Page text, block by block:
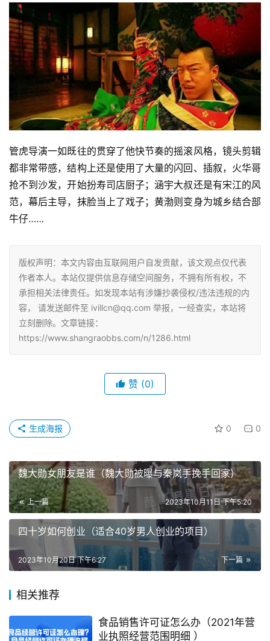
管虎导演一如既往的贯穿了他快节奏的摇滚风格，镜头剪辑
都非常带感，结构上还是使用了大量的闪回、插叙，火华哥
抢不到沙发，开始扮寿司店厨子；涵宇大叔还是有宋江的风
范，幕后主导，抹脸当上了戏子；黄渤则变身为城乡结合部
牛仔……
版权声明：本文内容由互联网用户自发贡献，该文观点仅代表
作者本人。本站仅提供信息存储空间服务，不拥有所有权，不
承担相关法律责任。如发现本站有涉嫌抄袭侵权/违法违规的内
容， 请发送邮件至 ivillcn@qq.com 举报，一经查实，本站将
立刻删除。文章链接：
https://www.shangraobbs.com/n/1286.html
赞 (0)
0 0
生成海报
魏大勋女朋友是谁（魏大勋被曝与秦岚手挽手回家）
上一篇 2023年10月11日 下午5:20
四十岁如何创业（适合40岁男人创业的项目）
下一篇
2023年10月20日 下午6:27
相关推荐
食品销售许可证怎么办（2021年营
业执照经营范围明细 ）